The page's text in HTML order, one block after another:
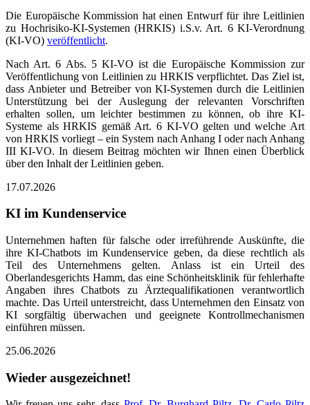
Die Europäische Kommission hat einen Entwurf für ihre Leitlinien
zu Hochrisiko-KI-Systemen (HRKIS) i.S.v. Art. 6 KI-Verordnung
(KI-VO) veröffentlicht.
Nach Art. 6 Abs. 5 KI-VO ist die Europäische Kommission zur
Veröffentlichung von Leitlinien zu HRKIS verpflichtet. Das Ziel ist,
dass Anbieter und Betreiber von KI-Systemen durch die Leitlinien
Unterstützung bei der Auslegung der relevanten Vorschriften
erhalten sollen, um leichter bestimmen zu können, ob ihre KI-
Systeme als HRKIS gemäß Art. 6 KI-VO gelten und welche Art
von HRKIS vorliegt – ein System nach Anhang I oder nach Anhang
III KI-VO. In diesem Beitrag möchten wir Ihnen einen Überblick
über den Inhalt der Leitlinien geben.
17.07.2026
KI im Kundenservice
Unternehmen haften für falsche oder irreführende Auskünfte, die
ihre KI-Chatbots im Kundenservice geben, da diese rechtlich als
Teil des Unternehmens gelten. Anlass ist ein Urteil des
Oberlandesgerichts Hamm, das eine Schönheitsklinik für fehlerhafte
Angaben ihres Chatbots zu Ärztequalifikationen verantwortlich
machte. Das Urteil unterstreicht, dass Unternehmen den Einsatz von
KI sorgfältig überwachen und geeignete Kontrollmechanismen
einführen müssen.
25.06.2026
Wieder ausgezeichnet!